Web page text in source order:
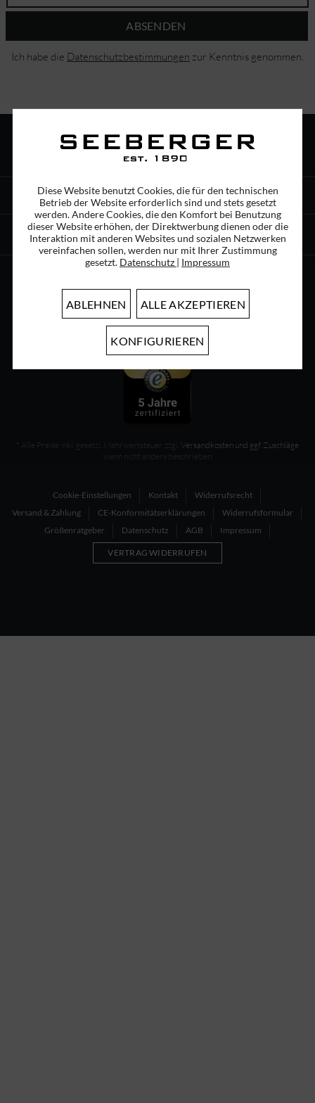
ABSENDEN
Ich habe die Datenschutzbestimmungen zur Kenntnis genommen.
ÜBER UNS
INFORMATIONEN
SHOP-SERVICE
* Alle Preise inkl. gesetzl. Mehrwertsteuer, zzgl. Versandkosten und ggf. Zuschläge
wenn nicht anders beschrieben
Cookie-Einstellungen Kontakt
Widerrufsrecht
Versand & Zahlung
CE-Konformitätserklärungen
Widerrufsformular
Größenratgeber
Datenschutz AGB Impressum
VERTRAG WIDERRUFEN
Diese Website benutzt Cookies, die für den technischen
Betrieb der Website erforderlich sind und stets gesetzt
werden. Andere Cookies, die den Komfort bei Benutzung
dieser Website erhöhen, der Direktwerbung dienen oder die
Interaktion mit anderen Websites und sozialen Netzwerken
vereinfachen sollen, werden nur mit Ihrer Zustimmung
gesetzt. Datenschutz | Impressum
ABLEHNEN ALLE AKZEPTIEREN
KONFIGURIEREN